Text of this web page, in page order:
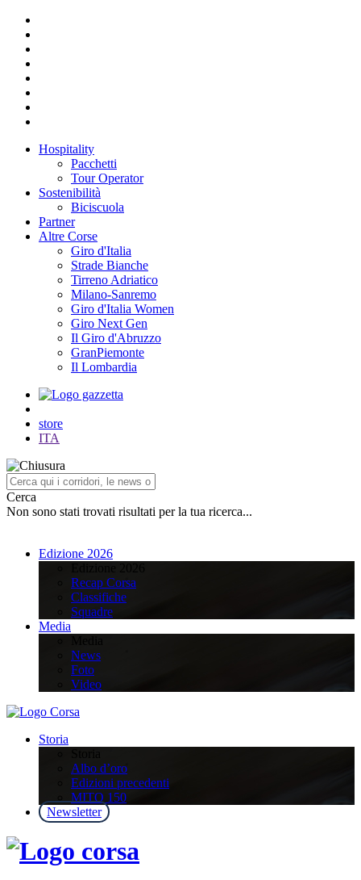
Hospitality
Pacchetti
Tour Operator
Sostenibilità
Biciscuola
Partner
Altre Corse
Giro d'Italia
Strade Bianche
Tirreno Adriatico
Milano-Sanremo
Giro d'Italia Women
Giro Next Gen
Il Giro d'Abruzzo
GranPiemonte
Il Lombardia
store
ITA
Cerca
Non sono stati trovati risultati per la tua ricerca...
Edizione 2026
Recap Corsa
Classifiche
Squadre
Media
News
Foto
Video
Storia
Albo d’oro
Edizioni precedenti
MITO 150
Newsletter